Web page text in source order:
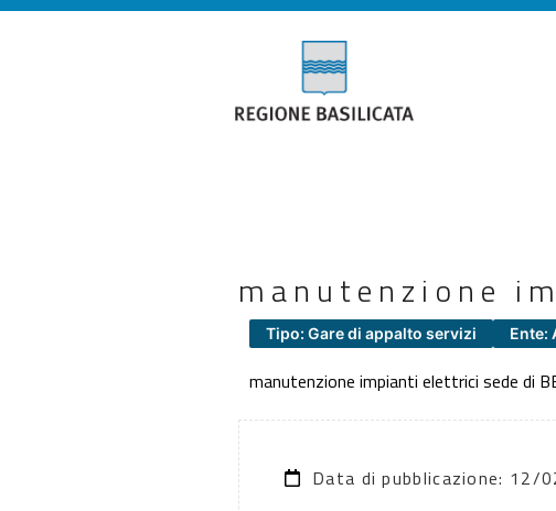
manutenzione
Tipo: Gare di appalto servizi Ente:
manutenzione impianti elettrici sede di
Data di pubblicazione: 12/